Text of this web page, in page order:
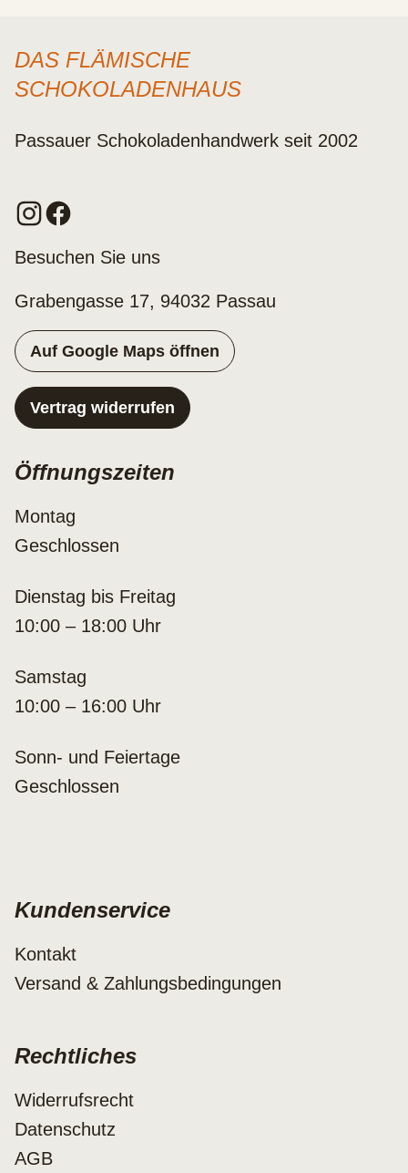
DAS FLÄMISCHE
SCHOKOLADENHAUS
Passauer Schokoladenhandwerk seit 2002
Besuchen Sie uns
Grabengasse 17, 94032 Passau
Auf Google Maps öffnen
Vertrag widerrufen
Öffnungszeiten
Montag
Geschlossen
Dienstag bis Freitag
10:00 – 18:00 Uhr
Samstag
10:00 – 16:00 Uhr
Sonn- und Feiertage
Geschlossen
Kundenservice
Kontakt
Versand & Zahlungsbedingungen
Rechtliches
Widerrufsrecht
Datenschutz
AGB